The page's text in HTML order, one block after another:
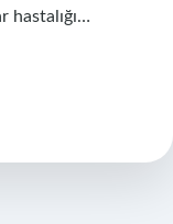
hastalığı…